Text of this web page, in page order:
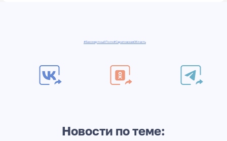
#БессмертныйПолк#СаратовскаяОбласть
Новости по теме: